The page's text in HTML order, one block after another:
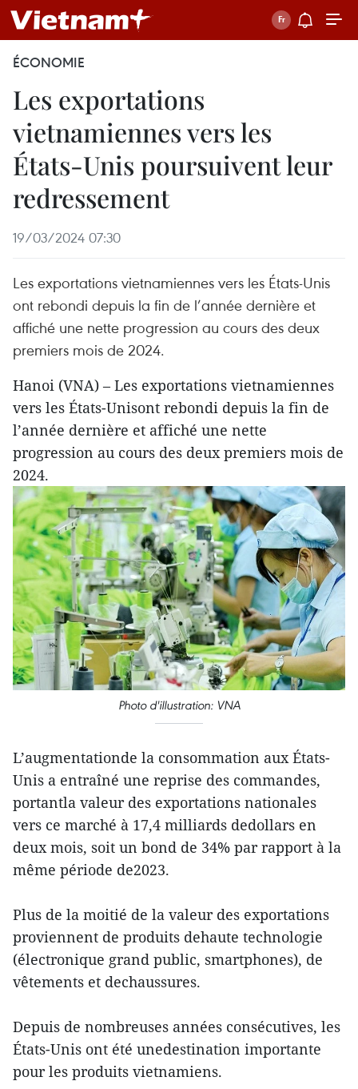
ÉCONOMIE
Les exportations
vietnamiennes vers les
États-Unis poursuivent leur
redressement
19/03/2024 07:30
Les exportations vietnamiennes vers les États-Unis
ont rebondi depuis la fin de l’année dernière et
affiché une nette progression au cours des deux
premiers mois de 2024.
Hanoi (VNA) – Les exportations vietnamiennes
vers les États-Unisont rebondi depuis la fin de
l’année dernière et affiché une nette
progression au cours des deux premiers mois de
2024.
Photo d'illustration: VNA
L’augmentationde la consommation aux États-
Unis a entraîné une reprise des commandes,
portantla valeur des exportations nationales
vers ce marché à 17,4 milliards dedollars en
deux mois, soit un bond de 34% par rapport à la
même période de2023.
Plus de la moitié de la valeur des exportations
proviennent de produits dehaute technologie
(électronique grand public, smartphones), de
vêtements et dechaussures.
Depuis de nombreuses années consécutives, les
États-Unis ont été unedestination importante
pour les produits vietnamiens.